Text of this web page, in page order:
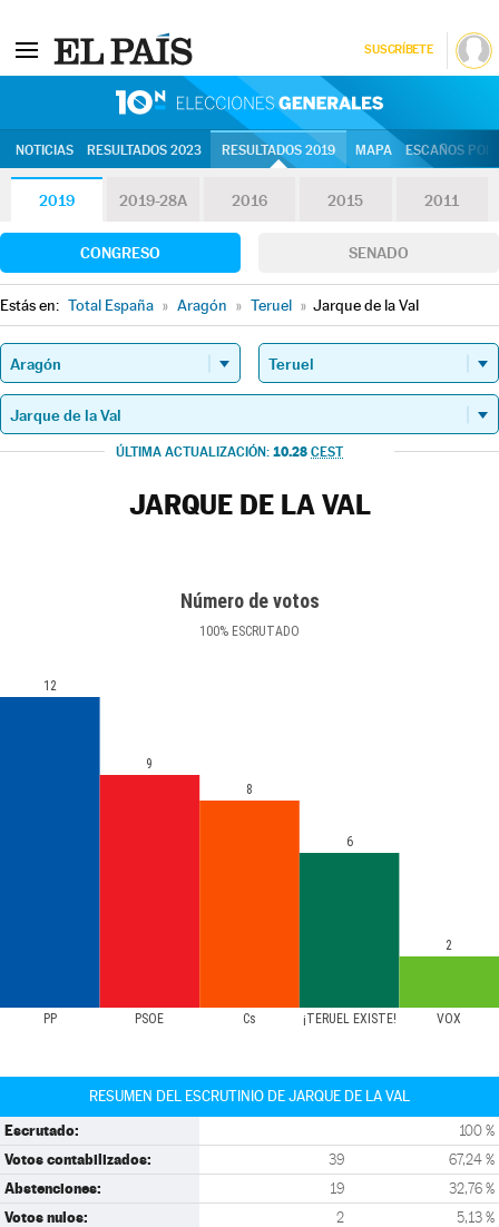
SUSCRÍBETE
NOTICIAS RESULTADOS 2023 RESULTADOS 2019 MAPA ESCAÑOS
2019 2019-28A 2016 2015 2011
CONGRESO SENADO
Estás en: Total España » Aragón » Teruel » Jarque de la Val
ÚLTIMA ACTUALIZACIÓN: 10.28 CEST
JARQUE DE LA VAL
Número de votos
100% ESCRUTADO
PP PSOE Cs ¡TERUEL EXISTE! VOX
12
9
8
6
2
RESUMEN DEL ESCRUTINIO DE JARQUE DE LA VAL
Escrutado: 100 %
Votos contabilizados: 39 67,24 %
Abstenciones: 19 32,76 %
Votos nulos: 2 5,13 %